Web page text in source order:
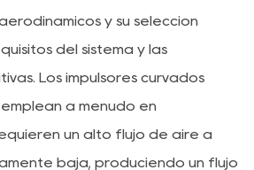
y su selección
del sistema y las
Los impulsores curvados
a menudo en
un alto flujo de aire a
baja, produciendo un flujo